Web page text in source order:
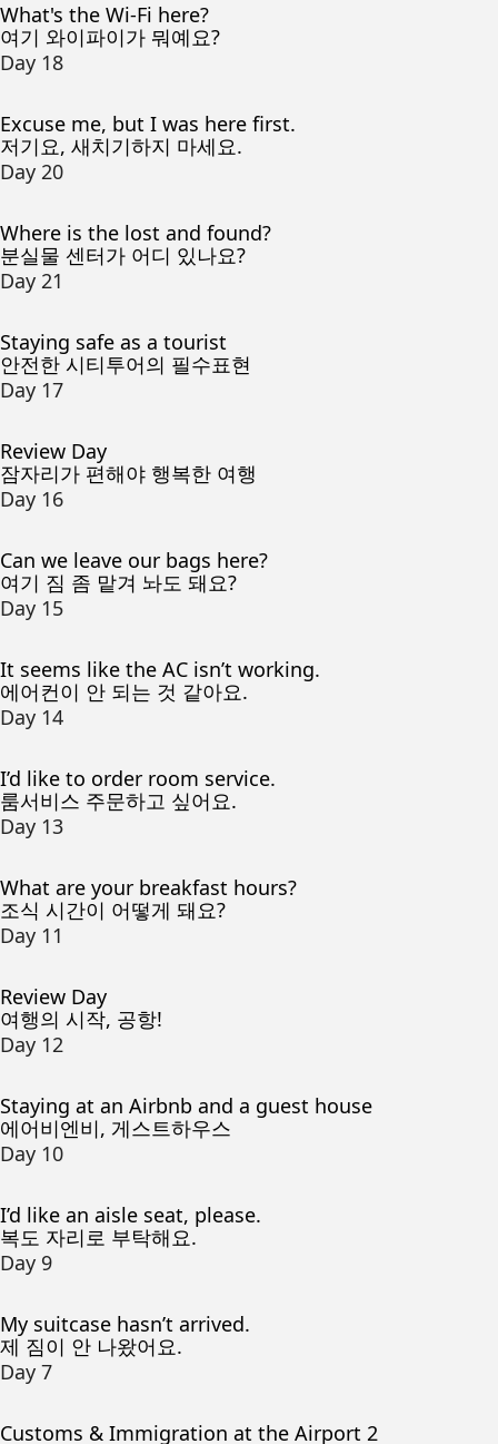
What's the Wi-Fi here?
여기 와이파이가 뭐예요?
Day 18
Excuse me, but I was here first.
저기요, 새치기하지 마세요.
Day 20
Where is the lost and found?
분실물 센터가 어디 있나요?
Day 21
Staying safe as a tourist
안전한 시티투어의 필수표현
Day 17
Review Day
잠자리가 편해야 행복한 여행
Day 16
Can we leave our bags here?
여기 짐 좀 맡겨 놔도 돼요?
Day 15
It seems like the AC isn’t working.
에어컨이 안 되는 것 같아요.
Day 14
I’d like to order room service.
룸서비스 주문하고 싶어요.
Day 13
What are your breakfast hours?
조식 시간이 어떻게 돼요?
Day 11
Review Day
여행의 시작, 공항!
Day 12
Staying at an Airbnb and a guest house
에어비엔비, 게스트하우스
Day 10
I’d like an aisle seat, please.
복도 자리로 부탁해요.
Day 9
My suitcase hasn’t arrived.
제 짐이 안 나왔어요.
Day 7
Customs & Immigration at the Airport 2